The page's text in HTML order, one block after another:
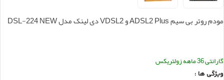
مودم روتر بی سیم ADSL2 Plus و VDSL2 دی لینک مدل DSL-224 NEW
گارانتی 36 ماهه زولتریکس
ویژگی ها :